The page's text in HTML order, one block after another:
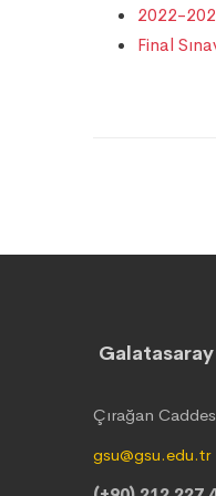
2022-
Final
Çırağan
gsu@gsu.edu.tr